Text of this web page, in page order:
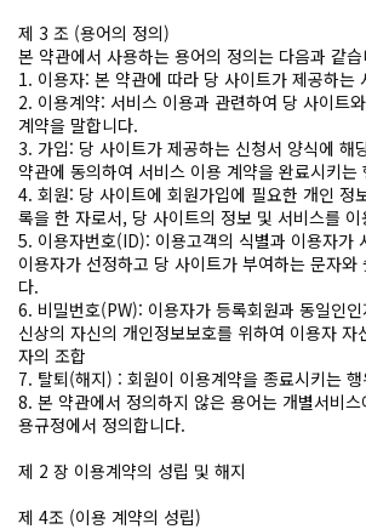
제 3 조 (용어의 정의)
본 약관에서 사용하는 용어의 정의는 다음과 같습
1. 이용자: 본 약관에 따라 당 사이트가 제공하는
2. 이용계약: 서비스 이용과 관련하여 당 사이트
계약을 말합니다.
3. 가입: 당 사이트가 제공하는 신청서 양식에 해
약관에 동의하여 서비스 이용 계약을 완료시키는
4. 회원: 당 사이트에 회원가입에 필요한 개인 정
록을 한 자로서, 당 사이트의 정보 및 서비스를
5. 이용자번호(ID): 이용고객의 식별과 이용자가
이용자가 선정하고 당 사이트가 부여하는 문자와
다.
6. 비밀번호(PW): 이용자가 등록회원과 동일인
신상의 자신의 개인정보보호를 위하여 이용자 자
자의 조합
7. 탈퇴(해지) : 회원이 이용계약을 종료시키는 행
8. 본 약관에서 정의하지 않은 용어는 개별서비
용규정에서 정의합니다.
제 2 장 이용계약의 성립 및 해지
제 4조 (이용 계약의 성립)